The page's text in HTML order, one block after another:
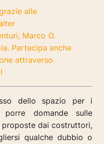
alle
Marco O.
Partecipa anche
attraverso
dello spazio per i
domande sulle
dai costruttori,
qualche dubbio o